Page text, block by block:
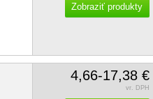
Zobraziť produkty
4,66-17,38 €
vr. DPH